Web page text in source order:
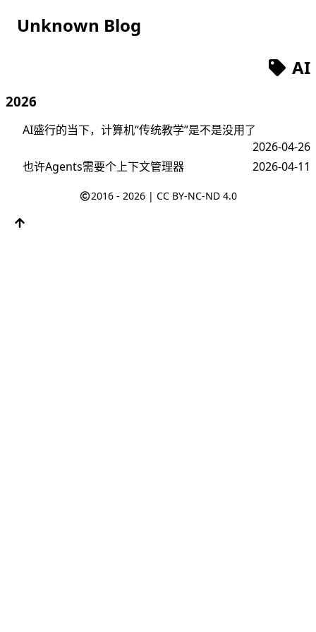
Unknown Blog
AI
2026
AI盛行的当下，计算机“传统教学”是不是没用了
2026-04-26
也许Agents需要个上下文管理器
2026-04-11
2016 - 2026 |CC BY-NC-ND 4.0